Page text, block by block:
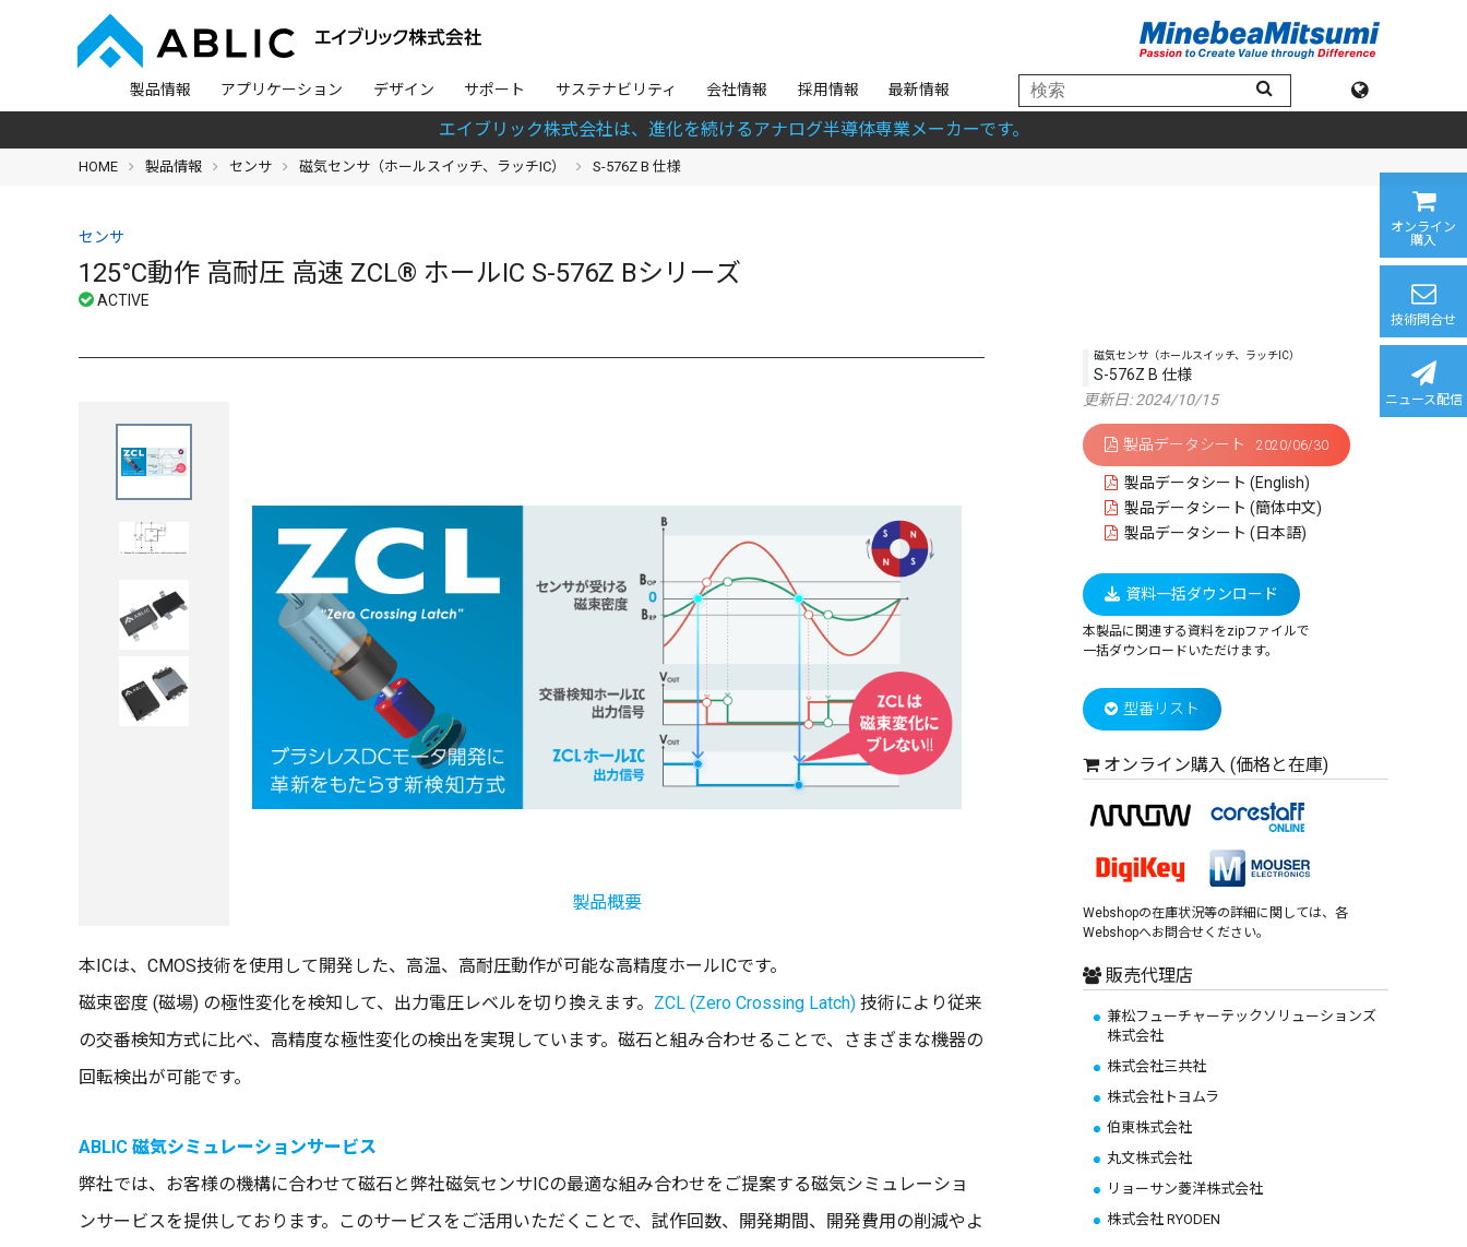
製品情報 アプリケーション デザイン サポート サステナビリティ 会社情報 採用情報 最新情報
エイブリック株式会社は、進化を続けるアナログ半導体専業メーカーです。
HOME 製品情報 センサ 磁気センサ（ホールスイッチ、ラッチIC） S-576Z B 仕様
オンライン
購入
技術問合せ
ニュース配信
センサ
125°C動作 高耐圧 高速 ZCL® ホールIC S-576Z Bシリーズ
磁気センサ（ホールスイッチ、ラッチIC）
S-576Z B 仕様
更新日: 2024/10/15
製品データシート 2020/06/30
製品データシート (English)
製品データシート (簡体中文)
製品データシート (日本語)
資料一括ダウンロード
本製品に関連する資料をzipファイルで
一括ダウンロードいただけます。
型番リスト
オンライン購入 (価格と在庫)
Webshopの在庫状況等の詳細に関しては、各
Webshopへお問合せください。
販売代理店
兼松フューチャーテックソリューションズ
株式会社
株式会社三共社
株式会社トヨムラ
伯東株式会社
丸文株式会社
リョーサン菱洋株式会社
株式会社 RYODEN
製品概要
本ICは、CMOS技術を使用して開発した、高温、高耐圧動作が可能な高精度ホールICです。
磁束密度 (磁場) の極性変化を検知して、出力電圧レベルを切り換えます。 ZCL (Zero Crossing Latch) 技術により従来
の交番検知方式に比べ、高精度な極性変化の検出を実現しています。磁石と組み合わせることで、さまざまな機器の
回転検出が可能です。
ABLIC 磁気シミュレーションサービス
弊社では、お客様の機構に合わせて磁石と弊社磁気センサICの最適な組み合わせをご提案する磁気シミュレーショ
ンサービスを提供しております。このサービスをご活用いただくことで、試作回数、開発期間、開発費用の削減やよ